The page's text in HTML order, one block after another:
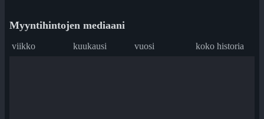
Myyntihintojen mediaani
viikko kuukausi vuosi koko historia